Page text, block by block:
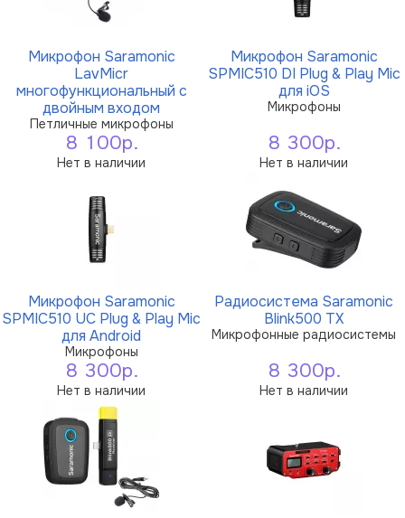
Микрофон Saramonic
LavMicr
многофункциональный с
двойным входом
Петличные микрофоны
8 100р.
Нет в наличии
Микрофон Saramonic
SPMIC510 DI Plug & Play Mic
для iOS
Микрофоны
8 300р.
Нет в наличии
Микрофон Saramonic
SPMIC510 UC Plug & Play Mic
для Android
Микрофоны
8 300р.
Нет в наличии
Радиосистема Saramonic
Blink500 TX
Микрофонные радиосистемы
8 300р.
Нет в наличии